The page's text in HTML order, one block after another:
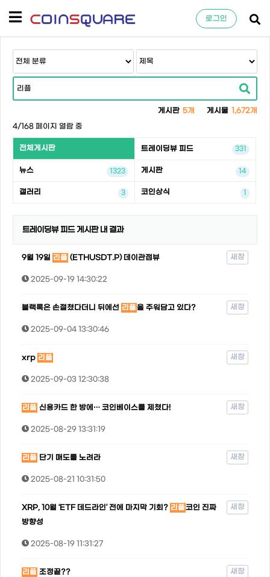
로그인
게시판 5개 게시물 1,672개
4/168 페이지 열람 중
전체게시판 트레이딩뷰 피드 331
뉴스 1323 게시판 14
갤러리 3 코인상식 1
트레이딩뷰 피드 게시판 내 결과
9월 19일 리플 (ETHUSDT.P) 데이관점뷰 새창
2025-09-19 14:30:22
블랙록은 손절쳤다더니 뒤에선 리플을 주워담고 있다? 새창
2025-09-04 13:30:46
xrp 리플 새창
2025-09-03 12:30:38
리플 신용카드 한 방에… 코인베이스를 제쳤다! 새창
2025-08-29 13:31:19
리플 단기 매도를 노려라 새창
2025-08-21 10:31:50
XRP, 10월 ‘ETF 데드라인’ 전에 마지막 기회? 리플코인 진짜
방향성
새창
2025-08-19 11:31:27
리플 조정끝?? 새창